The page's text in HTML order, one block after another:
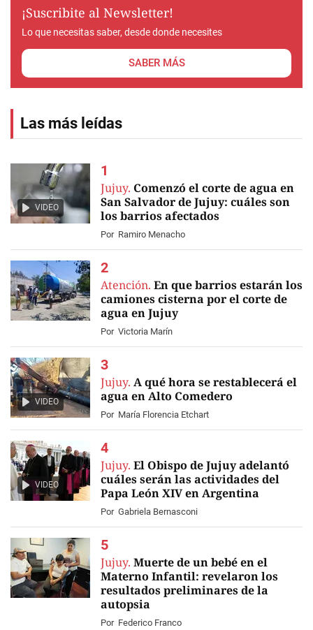
¡Suscribite al Newsletter!
Lo que necesitas saber, desde donde necesites
SABER MÁS
Las más leídas
VIDEO
Jujuy. Comenzó el corte de agua en
San Salvador de Jujuy: cuáles son
los barrios afectados
Por Ramiro Menacho
Atención. En que barrios estarán los
camiones cisterna por el corte de
agua en Jujuy
Por Victoria Marín
VIDEO
Jujuy. A qué hora se restablecerá el
agua en Alto Comedero
Por María Florencia Etchart
VIDEO
Jujuy. El Obispo de Jujuy adelantó
cuáles serán las actividades del
Papa León XIV en Argentina
Por Gabriela Bernasconi
Jujuy. Muerte de un bebé en el
Materno Infantil: revelaron los
resultados preliminares de la
autopsia
Por Federico Franco